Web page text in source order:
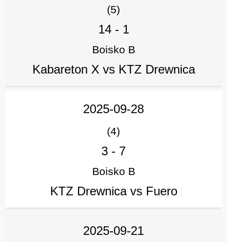
(5)
14- 1
Boisko B
Kabareton X vs KTZ Drewnica
2025-09-28
(4)
3 - 7
Boisko B
KTZ Drewnica vs Fuero
2025-09-21